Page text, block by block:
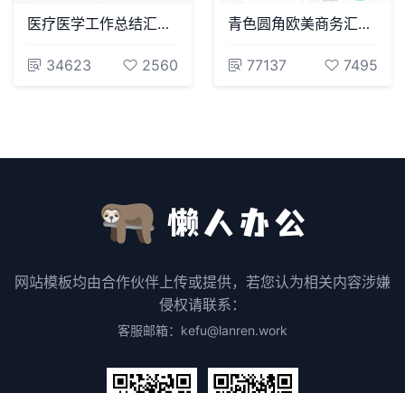
医疗医学工作总结汇报通用PPT模板(219)
34623 2560
青色圆角欧美商务汇报年终总结PPT模板
77137 7495
网站模板均由合作伙伴上传或提供，若您认为相关内容涉嫌
侵权请联系：
客服邮箱：kefu@lanren.work